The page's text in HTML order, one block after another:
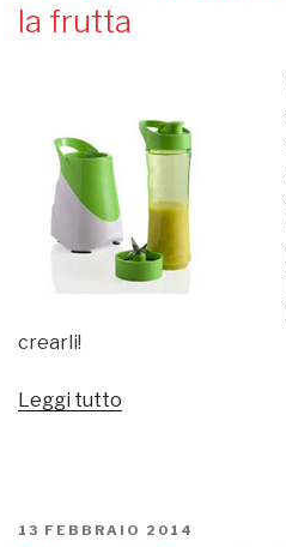
la frutta
crearli!
Leggi tutto
PUBBLICATO
13 FEBBRAIO 2014